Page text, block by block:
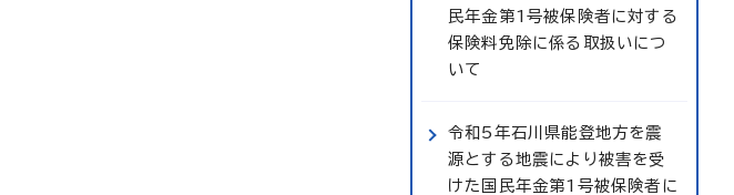
民年金第1号被保険者に対する
保険料免除に係る取扱いにつ
いて
令和5年石川県能登地方を震
源とする地震により被害を受
けた国民年金第1号被保険者に